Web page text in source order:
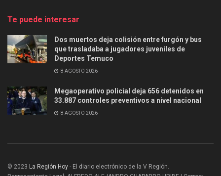
Te puede interesar
Dos muertos deja colisión entre furgón y bus
que trasladaba a jugadores juveniles de
Deportes Temuco
8 AGOSTO 2026
Megaoperativo policial deja 656 detenidos en
33.887 controles preventivos a nivel nacional
8 AGOSTO 2026
© 2023 La Región Hoy - El diario electrónico de la V Región.